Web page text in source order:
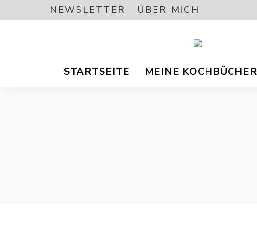
NEWSLETTER ÜBER MICH
Anna
/
Veganer
STARTSEITE MEINE KOCHBÜCHER